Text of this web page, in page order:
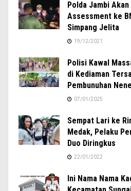
Polda Jambi
Assessment ke
Simpang Jelita
19/12/2021
Polisi Kawal
di Kediaman
Pembunuhan
07/01/2025
Sempat Lari ke
Medak, Pelaku
Duo Diringkus
22/01/2022
Ini Nama Nama